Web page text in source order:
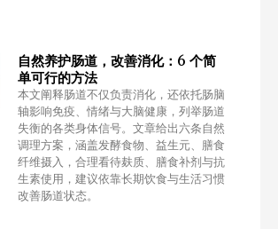
自然养护肠道，改善消化：6 个简
单可行的方法
本文阐释肠道不仅负责消化，还依托肠脑
轴影响免疫、情绪与大脑健康，列举肠道
失衡的各类身体信号。文章给出六条自然
调理方案，涵盖发酵食物、益生元、膳食
纤维摄入，合理看待麸质、膳食补剂与抗
生素使用，建议依靠长期饮食与生活习惯
改善肠道状态。